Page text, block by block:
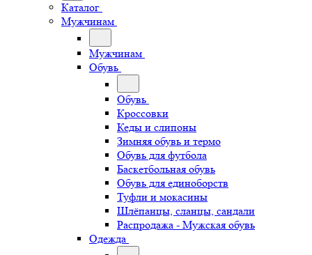
Каталог
Мужчинам
Мужчинам
Обувь
Обувь
Кроссовки
Кеды и слипоны
Зимняя обувь и термо
Обувь для футбола
Баскетбольная обувь
Обувь для единоборств
Туфли и мокасины
Шлёпанцы, сланцы, сандали
Распродажа - Мужская обувь
Одежда